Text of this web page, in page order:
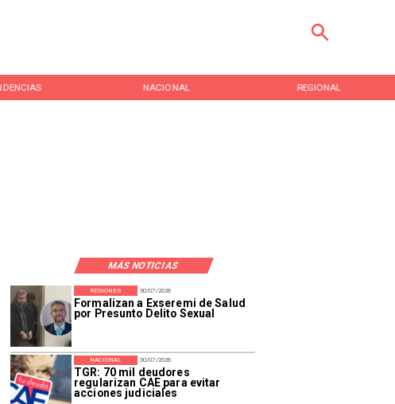
NACIONAL REGIONAL ENTRETENCIÓN
MÁS NOTICIAS
30/07/2026
Formalizan a Exseremi de Salud
por Presunto Delito Sexual
REGIONES
30/07/2026
TGR: 70 mil deudores
regularizan CAE para evitar
acciones judiciales
NACIONAL